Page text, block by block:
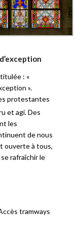
: «
».
protestantes
et agi. Des
les
de nous
ouverte à tous,
rafraîchir le
tramways